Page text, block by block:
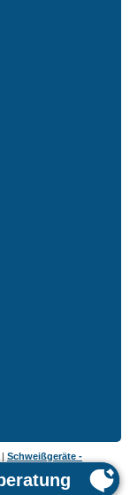
| Schweißgeräte -